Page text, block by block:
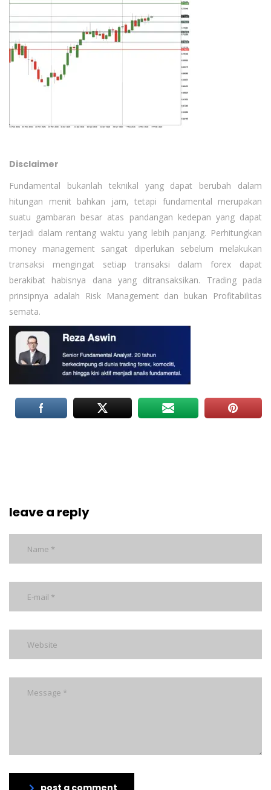
Disclaimer
Fundamental bukanlah teknikal yang dapat berubah dalam
hitungan menit bahkan jam, tetapi fundamental merupakan
suatu gambaran besar atas pandangan kedepan yang dapat
terjadi dalam rentang waktu yang lebih panjang. Perhitungkan
money management sangat diperlukan sebelum melakukan
transaksi mengingat setiap transaksi dalam forex dapat
berakibat habisnya dana yang ditransaksikan. Trading pada
prinsipnya adalah Risk Management dan bukan Profitabilitas
semata.
leave a reply